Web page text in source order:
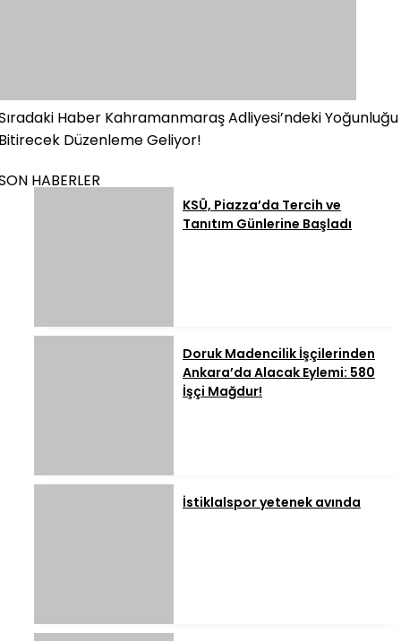
Haber Kahramanmaraş Adliyesi’ndeki Yoğunluğu
Düzenleme Geliyor!
HABERLER
KSÜ, Piazza’da Tercih ve
Tanıtım Günlerine Başladı
Doruk Madencilik İşçilerinden
Ankara’da Alacak Eylemi: 580
İşçi Mağdur!
İstiklalspor yetenek avında